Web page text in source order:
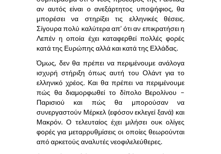
αν αυτός είναι ο ανεξάρτητος υποψήφιος, θα
μπορέσει να στηρίξει τις ελληνικές θέσεις.
Σίγουρα πολύ καλύτερα απ’ ότι αν επικρατήσει η
Λεπέν η οποία έχει καταφερθεί πολλές φορές
κατά της Ευρώπης αλλά και κατά της Ελλάδας.
Όμως, δεν θα πρέπει να περιμένουμε ανάλογα
ισχυρή στήριξη όπως αυτή του Ολάντ για το
ελληνικό χρέος. Και θα πρέπει να περιμένουμε
πώς θα διαμορφωθεί το δίπολο Βερολίνου –
Παρισιού και πώς θα μπορούσαν να
συνεργαστούν Μέρκελ (εφόσον εκλεγεί ξανά) και
Μακρόν. Ο τελευταίος έχει μιλήσει ουκ ολίγες
φορές για μεταρρυθμίσεις οι οποίες θεωρούνται
από αρκετούς αναλυτές νεοφιλελεύθερες.